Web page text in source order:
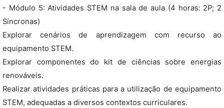
- Módulo 5: Atividades STEM na sala de aula (4 horas: 2P; 2
Síncronas)
Explorar cenários de aprendizagem com recurso ao
equipamento STEM.
Explorar componentes do kit de ciências sobre energias
renováveis.
Realizar atividades práticas para a utilização de equipamento
STEM, adequadas a diversos contextos curriculares.